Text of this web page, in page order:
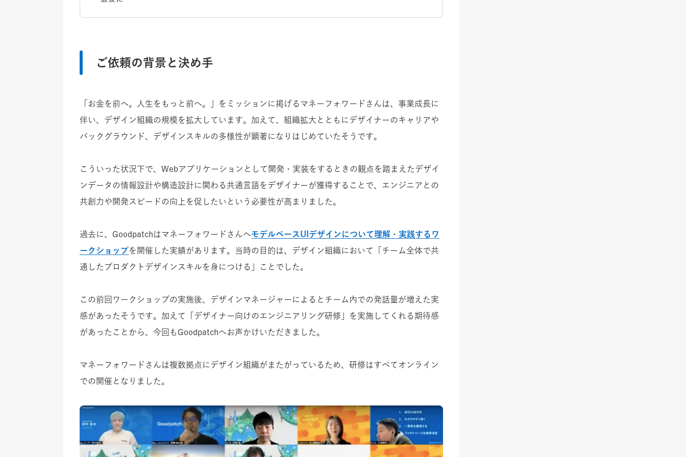
ご依頼の背景と決め手
「お金を前へ。人生をもっと前へ。」をミッションに掲げるマネーフォワードさんは、事業成長に
伴い、デザイン組織の規模を拡大しています。加えて、組織拡大とともにデザイナーのキャリアや
バックグラウンド、デザインスキルの多様性が顕著になりはじめていたそうです。
こういった状況下で、Webアプリケーションとして開発・実装をするときの観点を踏まえたデザイ
ンデータの情報設計や構造設計に関わる共通言語をデザイナーが獲得することで、エンジニアとの
共創力や開発スピードの向上を促したいという必要性が高まりました。
過去に、GoodpatchはマネーフォワードさんへモデルベースUIデザインについて理解・実践するワ
ークショップを開催した実績があります。当時の目的は、デザイン組織において「チーム全体で共
通したプロダクトデザインスキルを身につける」ことでした。
この前回ワークショップの実施後、デザインマネージャーによるとチーム内での発話量が増えた実
感があったそうです。加えて「デザイナー向けのエンジニアリング研修」を実施してくれる期待感
があったことから、今回もGoodpatchへお声かけいただきました。
マネーフォワードさんは複数拠点にデザイン組織がまたがっているため、研修はすべてオンライン
での開催となりました。